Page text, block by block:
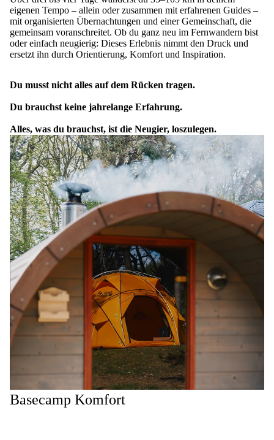
eigenen Tempo – allein oder zusammen mit erfahrenen Guides –
mit organisierten Übernachtungen und einer Gemeinschaft, die
gemeinsam voranschreitet. Ob du ganz neu im Fernwandern bist
oder einfach neugierig: Dieses Erlebnis nimmt den Druck und
ersetzt ihn durch Orientierung, Komfort und Inspiration.
Du musst nicht alles auf dem Rücken tragen.
Du brauchst keine jahrelange Erfahrung.
Alles, was du brauchst, ist die Neugier, loszulegen.
Basecamp Komfort